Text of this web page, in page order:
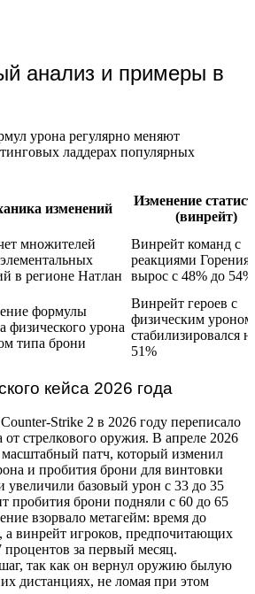
анализ и примеры в
урона регулярно меняют
ладдерах популярных
изменений
Изменение
(винрейт)
множителей
в регионе Натлан
Винрейт команд с
реакциями Горения
вырос с 48% до 54%
формулы
физического урона
типа брони
Винрейт героев с
физическим уроном
стабилизировался
51%
кейса 2026 года
Strike 2 в 2026 году переписало
от стрелкового оружия. В апреле 2026
патч, который изменил
и пробития брони для винтовки
увеличили базовый урон с 33 до 35
пробития брони подняли с 60 до 65
взорвало метагейм: время до
а винрейт игроков, предпочитающих
за первый месяц.
так как он вернул оружию былую
дистанциях, не ломая при этом